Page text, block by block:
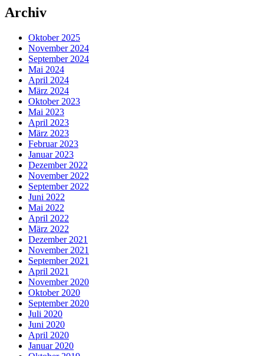
Archiv
Oktober 2025
November 2024
September 2024
Mai 2024
April 2024
März 2024
Oktober 2023
Mai 2023
April 2023
März 2023
Februar 2023
Januar 2023
Dezember 2022
November 2022
September 2022
Juni 2022
Mai 2022
April 2022
März 2022
Dezember 2021
November 2021
September 2021
April 2021
November 2020
Oktober 2020
September 2020
Juli 2020
Juni 2020
April 2020
Januar 2020